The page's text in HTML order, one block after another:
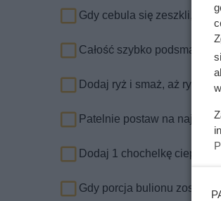
Gdy cebula się zeszkli,
Całość szybko podsmaż i
Dodaj ryż i smaż, aż ryż
Patelnie postaw na
Dodaj 1 chochelkę
Gdy porcja bulionu zostanie